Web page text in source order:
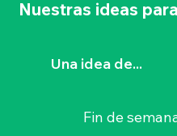
Nuestras ideas
Una idea de...
Fin de